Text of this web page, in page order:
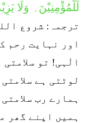
لِّلْمُؤْمِنِیْنَ۔ وَلَا
ترجمہ: شروع
اور نہایت رحم
الٰہی! تو
لوٹتی ہے
ہمارے رب
ہمیں اپنے گھر